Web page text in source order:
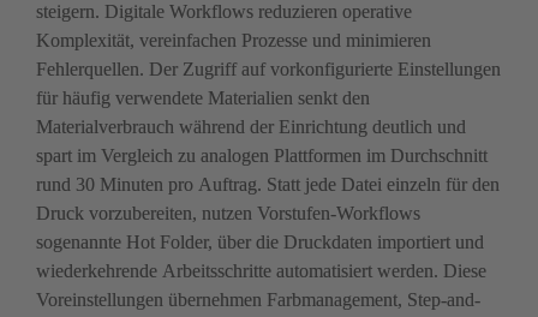
steigern. Digitale Workflows reduzieren operative
Komplexität, vereinfachen Prozesse und minimieren
Fehlerquellen. Der Zugriff auf vorkonfigurierte Einstellungen
für häufig verwendete Materialien senkt den
Materialverbrauch während der Einrichtung deutlich und
spart im Vergleich zu analogen Plattformen im Durchschnitt
rund 30 Minuten pro Auftrag. Statt jede Datei einzeln für den
Druck vorzubereiten, nutzen Vorstufen-Workflows
sogenannte Hot Folder, über die Druckdaten importiert und
wiederkehrende Arbeitsschritte automatisiert werden. Diese
Voreinstellungen übernehmen Farbmanagement, Step-and-